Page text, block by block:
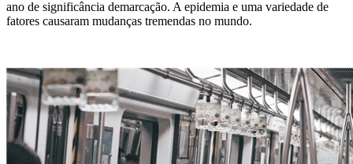
ano de significância demarcação. A epidemia e uma variedade de
fatores causaram mudanças tremendas no mundo.